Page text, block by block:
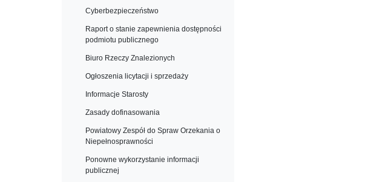
Cyberbezpieczeństwo
Raport o stanie zapewnienia dostępności
podmiotu publicznego
Biuro Rzeczy Znalezionych
Ogłoszenia licytacji i sprzedaży
Informacje Starosty
Zasady dofinasowania
Powiatowy Zespół do Spraw Orzekania o
Niepełnosprawności
Ponowne wykorzystanie informacji
publicznej